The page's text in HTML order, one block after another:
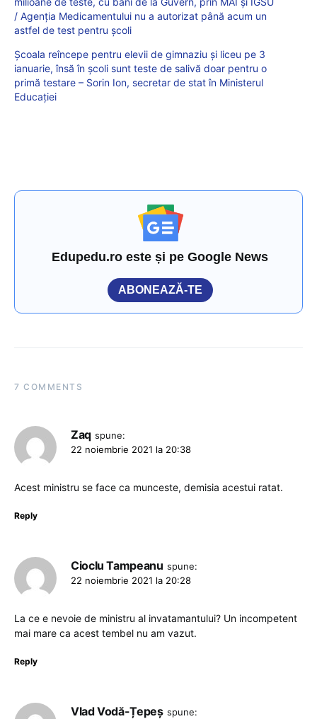
/ Agenția Medicamentului nu a autorizat până acum un
astfel de test pentru școli
Școala reîncepe pentru elevii de gimnaziu și liceu pe 3
ianuarie, însă în școli sunt teste de salivă doar pentru o
primă testare – Sorin Ion, secretar de stat în Ministerul
Educației
Edupedu.ro este și pe Google News
ABONEAZĂ-TE
7 COMMENTS
Zaq spune:
22 noiembrie 2021 la 20:38
Acest ministru se face ca munceste, demisia acestui ratat.
Reply
Cioclu Tampeanu spune:
22 noiembrie 2021 la 20:28
La ce e nevoie de ministru al invatamantului? Un incompetent
mai mare ca acest tembel nu am vazut.
Reply
Vlad Vodă-Țepeș spune: